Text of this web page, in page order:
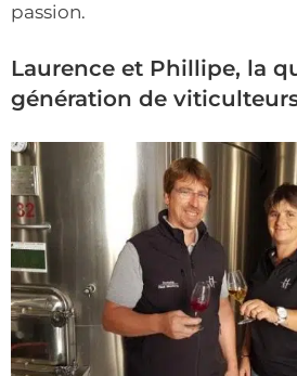
passion.
Laurence et Phillipe, la
génération de